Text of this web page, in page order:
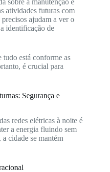
sobre a manutenção é
atividades futuras com
ajudam a ver o
identificação de
tudo está conforme as
é crucial para
Segurança e
redes elétricas à noite é
a energia fluindo sem
cidade se mantém